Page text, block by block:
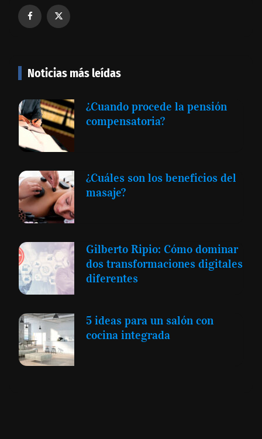
Noticias más leídas
¿Cuando procede la pensión
compensatoria?
¿Cuáles son los beneficios del
masaje?
Gilberto Ripio: Cómo dominar
dos transformaciones digitales
diferentes
5 ideas para un salón con
cocina integrada